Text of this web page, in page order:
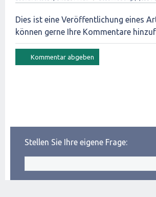
Dies ist eine Veröffentlichung eines
können gerne Ihre Kommentare
Stellen Sie Ihre eigene Frage: